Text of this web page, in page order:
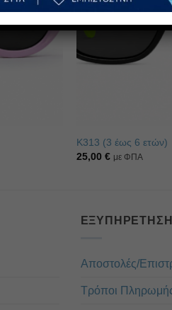
Κ313 (3 έως 6 ετών)
25,00€ με ΦΠΑ
Αποστολές/
Τρόποι